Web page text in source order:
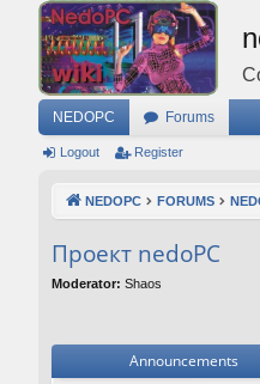
NEDOPC Forums
Logout Register
NEDOPC FORUMS
Проект nedoPC
Moderator: Shaos
Announcements